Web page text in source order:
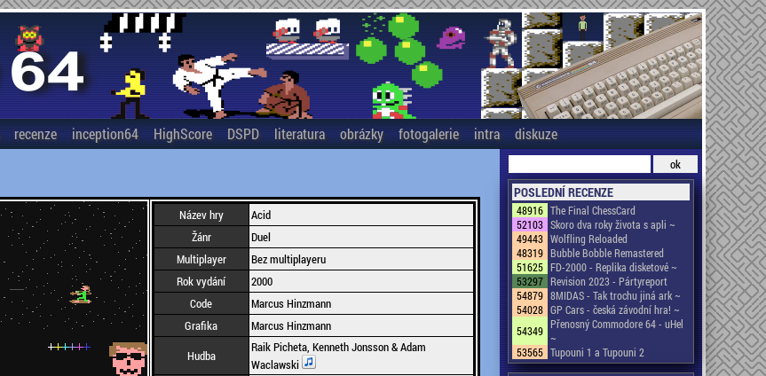
recenze inception64 HighScore DSPD literatura obrázky fotogalerie intra diskuze
Název hry
Acid
Žánr
Duel
Multiplayer
Bez multiplayeru
Rok vydání
2000
Code
Marcus Hinzmann
Grafika
Marcus Hinzmann
Hudba
Raik Picheta, Kenneth Jonsson & Adam
Waclawski
POSLEDNÍ RECENZE
48916 The Final ChessCard
52103 Skoro dva roky života s apli ~
49443 Wolfling Reloaded
48319 Bubble Bobble Remastered
51625 FD-2000 - Replika disketové ~
53297 Revision 2023 - Pártyreport
54879 8MIDAS - Tak trochu jiná ark ~
54028 GP Cars - česká závodní hra! ~
54349 Přenosný Commodore 64 - uHel
~
53565 Tupouni 1 a Tupouni 2